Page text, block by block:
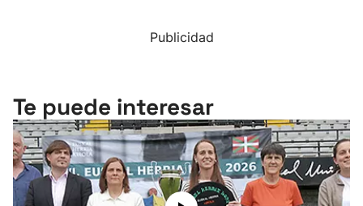
Publicidad
Te puede interesar